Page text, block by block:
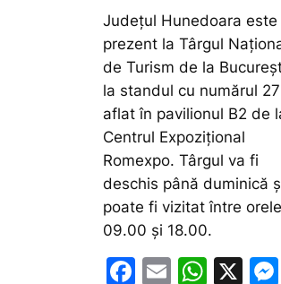
Județul Hunedoara este
prezent la Târgul
de Turism de la
la standul cu numărul 27
aflat în pavilionul B2 de
Centrul Expozițional
Romexpo. Târgul va fi
deschis până duminică
poate fi vizitat între orele
09.00 și 18.00.
F
E
W X